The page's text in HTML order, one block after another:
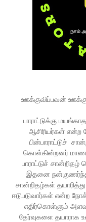
ஊக்குவிப்பவன்
பாராட்டுக்கு
ஆசிரியர்கள் என்ற
பின்பாராட்டுச்
கொள்கின்றனர்
பாராட்டுச் சான்றிதழ்
இதனை நன்குணர்ந்த
சான்றிதழ்கள்
ஈடுபடுவார்கள் என்ற
எதிர்கொள்ளும்
தேர்வுகளை தயாராக